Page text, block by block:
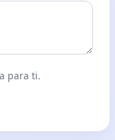
para ti.